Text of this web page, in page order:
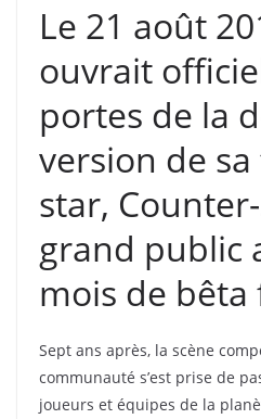
Le 21 août
ouvrait
portes de la
version de
star,
grand public
mois de bêta
Sept ans après, la scène
communauté s’est prise de
joueurs et équipes de la